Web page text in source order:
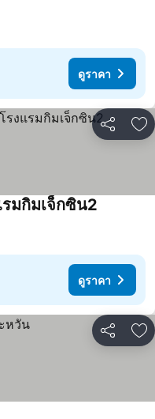
ดูราคา
แชร์ เ
มกิมเจ็กซิน2
ดูราคา
แชร์ เ